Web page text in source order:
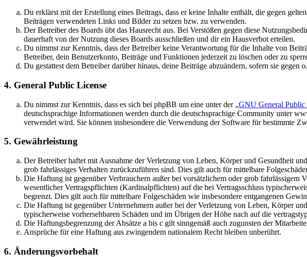
Du erklärst mit der Erstellung eines Beitrags, dass er keine Inhalte enthält, die gegen
Beiträgen verwendeten Links und Bilder zu setzen bzw. zu verwenden.
Der Betreiber des Boards übt das Hausrecht aus. Bei Verstößen gegen diese
dauerhaft von der Nutzung dieses Boards ausschließen und dir ein Hausverbot erteilen.
Du nimmst zur Kenntnis, dass der Betreiber keine Verantwortung für die Inhalte von
Betreiber, dein Benutzerkonto, Beiträge und Funktionen jederzeit zu löschen oder zu
Du gestattest dem Betreiber darüber hinaus, deine Beiträge abzuändern, sofern sie
4. General Public License
Du nimmst zur Kenntnis, dass es sich bei phpBB um eine unter der „GNU General Public
deutschsprachige Informationen werden durch die deutschsprachige Community unter
verwendet wird. Sie können insbesondere die Verwendung der Software für bestimmte
5. Gewährleistung
Der Betreiber haftet mit Ausnahme der Verletzung von Leben, Körper und Gesundheit
grob fahrlässiges Verhalten zurückzuführen sind. Dies gilt auch für mittelbare
Die Haftung ist gegenüber Verbrauchern außer bei vorsätzlichem oder grob
wesentlicher Vertragspflichten (Kardinalpflichten) auf die bei Vertragsschluss
begrenzt. Dies gilt auch für mittelbare Folgeschäden wie insbesondere entgangenen
Die Haftung ist gegenüber Unternehmern außer bei der Verletzung von Leben, Körper
typischerweise vorhersehbaren Schäden und im Übrigen der Höhe nach auf die
Die Haftungsbegrenzung der Absätze a bis c gilt sinngemäß auch zugunsten der
Ansprüche für eine Haftung aus zwingendem nationalem Recht bleiben unberührt.
6. Änderungsvorbehalt